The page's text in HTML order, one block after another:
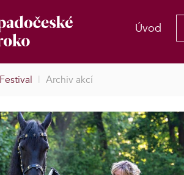
Úvod
Festival | Archiv akcí